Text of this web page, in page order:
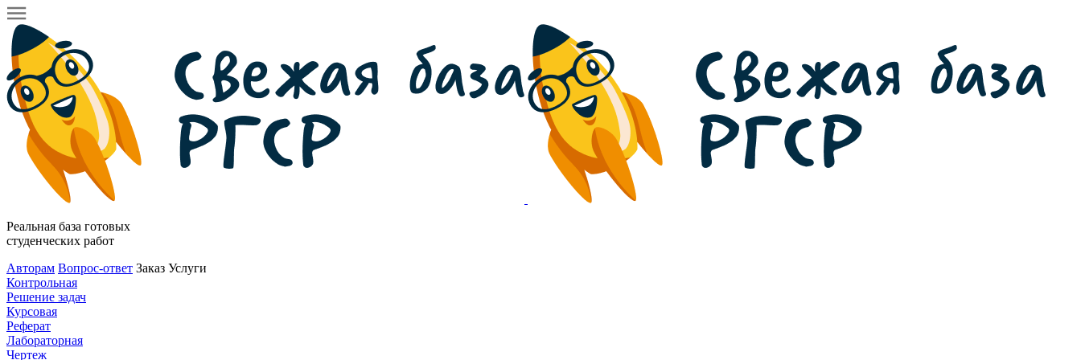
Реальная база готовых
студенческих работ
Авторам Вопрос-ответ Заказ Услуги
Контрольная
Решение задач
Курсовая
Реферат
Лабораторная
Чертеж